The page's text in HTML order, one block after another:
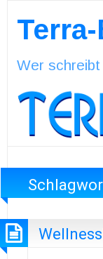
Wer